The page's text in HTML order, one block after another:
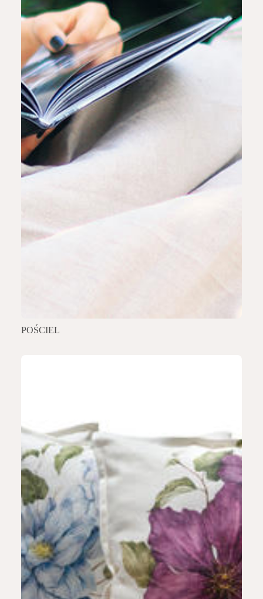
POŚCIEL